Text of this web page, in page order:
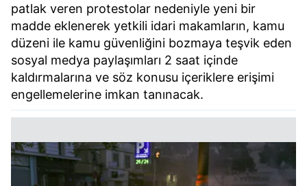
patlak veren protestolar nedeniyle yeni bir
madde eklenerek yetkili idari makamların, kamu
düzeni ile kamu güvenliğini bozmaya teşvik eden
sosyal medya paylaşımları 2 saat içinde
kaldırmalarına ve söz konusu içeriklere erişimi
engellemelerine imkan tanınacak.